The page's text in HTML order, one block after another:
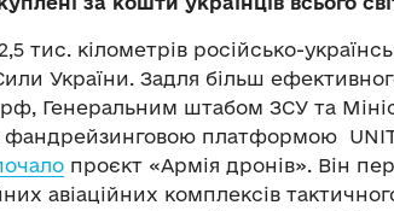
тис. кілометрів російсько-
України. Задля більш
рф, Генеральним штабом ЗСУ та
фандрейзинговою платформою
проєкт «Армія дронів». Він
авіаційних комплексів